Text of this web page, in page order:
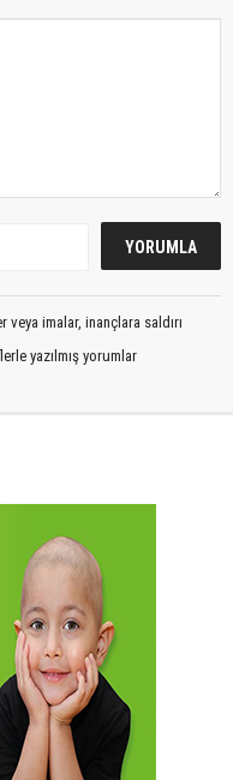
imalar, inançlara saldırı
yazılmış yorumlar